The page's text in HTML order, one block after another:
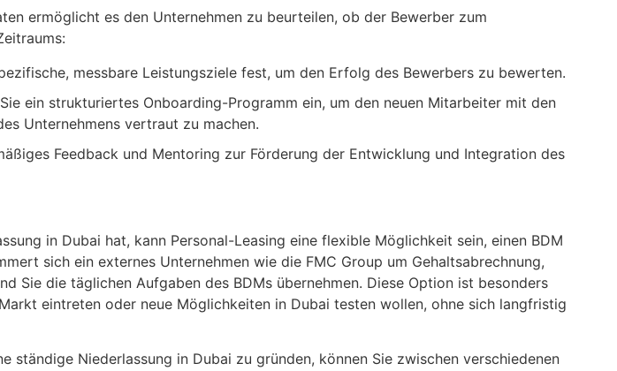
ermöglicht es den Unternehmen zu beurteilen, ob der Bewerber zum
messbare Leistungsziele fest, um den Erfolg des Bewerbers zu bewerten.
ein strukturiertes Onboarding-Programm ein, um den neuen Mitarbeiter mit den
Unternehmens vertraut zu machen.
Feedback und Mentoring zur Förderung der Entwicklung und Integration des
in Dubai hat, kann Personal-Leasing eine flexible Möglichkeit sein, einen BDM
sich ein externes Unternehmen wie die FMC Group um Gehaltsabrechnung,
Sie die täglichen Aufgaben des BDMs übernehmen. Diese Option ist besonders
eintreten oder neue Möglichkeiten in Dubai testen wollen, ohne sich langfristig
ständige Niederlassung in Dubai zu gründen, können Sie zwischen verschiedenen